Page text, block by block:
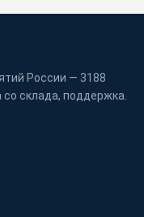
России — 3188
со склада, поддержка.